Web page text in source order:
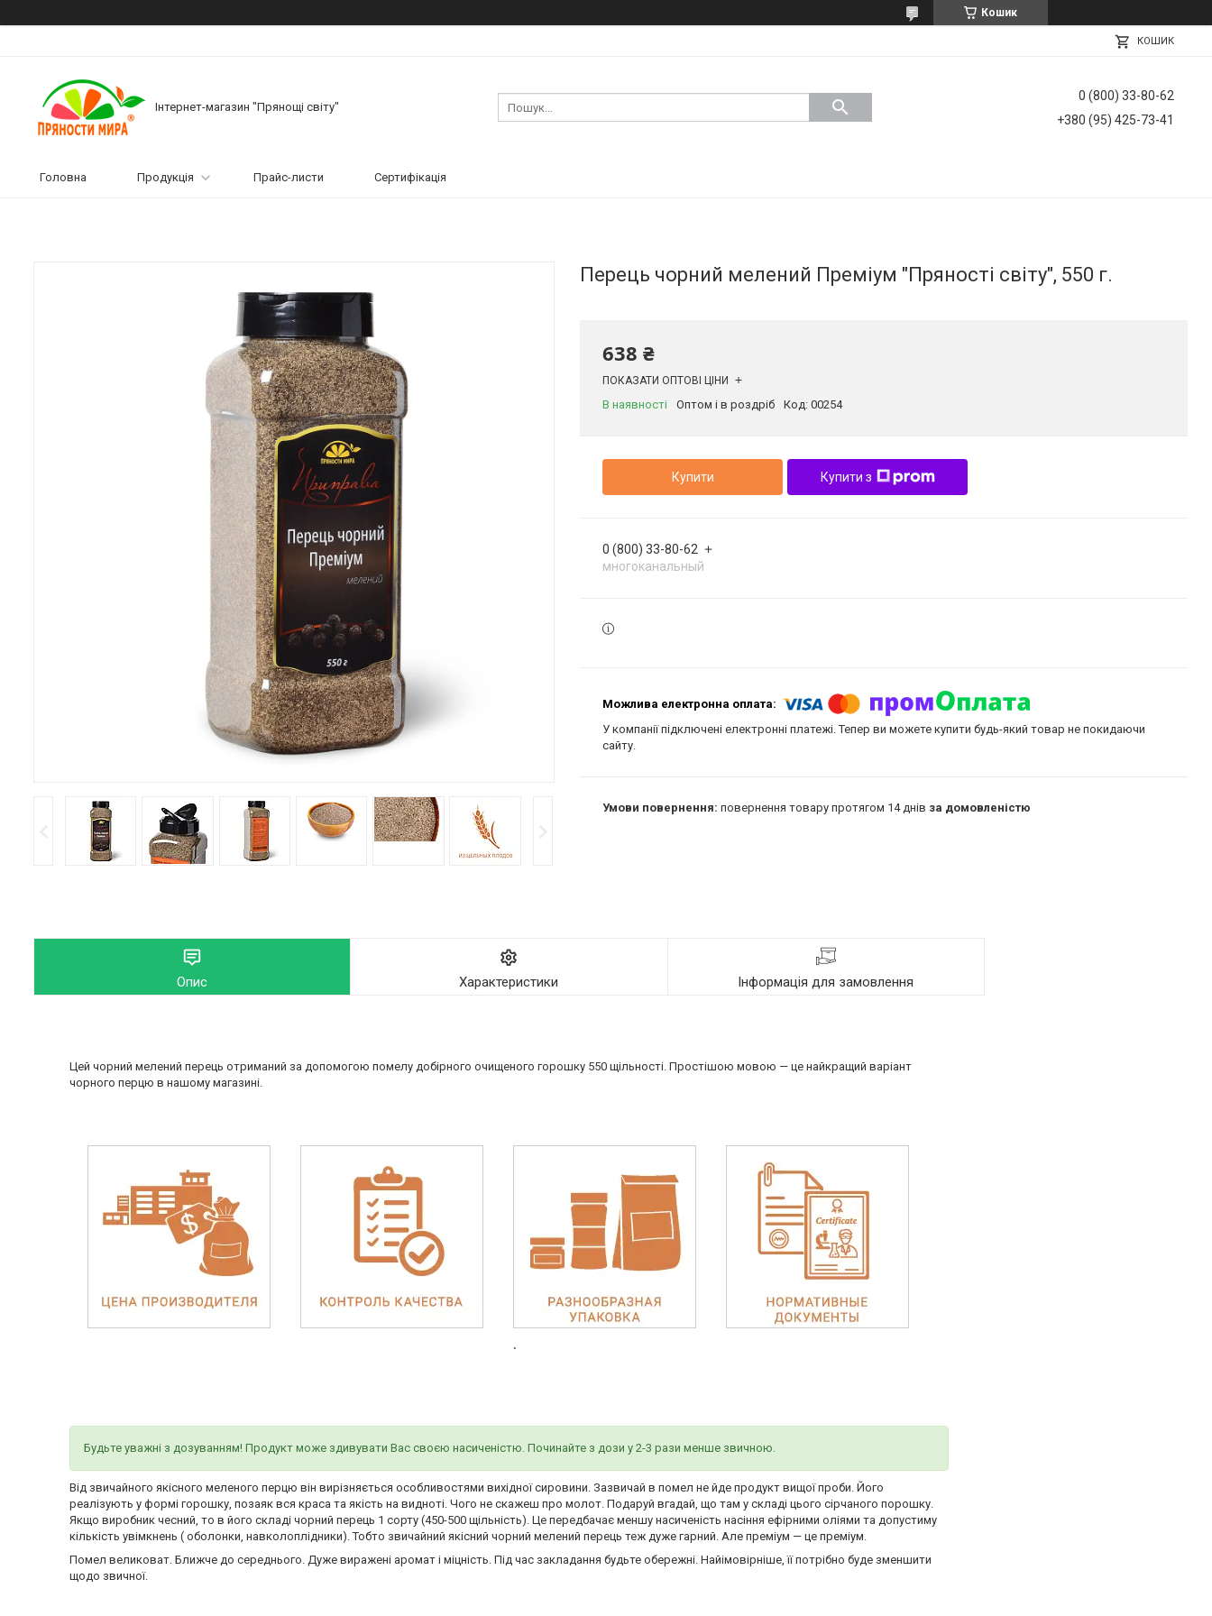
Кошик
КОШИК
Інтернет-магазин "Прянощі світу"
0 (800) 33-80-62
+380 (95) 425-73-41
Головна Продукція Прайс-листи Сертифікація
Перець чорний мелений Преміум "Пряності світу", 550 г.
638 ₴
ПОКАЗАТИ ОПТОВІ ЦІНИ
В наявності Оптом і в роздріб Код: 00254
Купити Купити з
0 (800) 33-80-62
многоканальный
У компанії підключені електронні платежі. Тепер ви можете купити будь-який товар не покидаючи
сайту.
повернення товару протягом 14 днів за домовленістю
Опис Характеристики Інформація для замовлення
Цей чорний мелений перець отриманий за допомогою помелу добірного очищеного горошку 550 щільності. Простішою мовою — це найкращий варіант
чорного перцю в нашому магазині.
.
Будьте уважні з дозуванням! Продукт може здивувати Вас своєю насиченістю. Починайте з дози у 2-3 рази менше звичною.
Від звичайного якісного меленого перцю він вирізняється особливостями вихідної сировини. Зазвичай в помел не йде продукт вищої проби. Його
реалізують у формі горошку, позаяк вся краса та якість на видноті. Чого не скажеш про молот. Подаруй вгадай, що там у складі цього сірчаного порошку.
Якщо виробник чесний, то в його складі чорний перець 1 сорту (450-500 щільність). Це передбачає меншу насиченість насіння ефірними оліями та допустиму
кількість увімкнень ( оболонки, навколоплідники). Тобто звичайний якісний чорний мелений перець теж дуже гарний. Але преміум — це преміум.
Помел великоват. Ближче до середнього. Дуже виражені аромат і міцність. Під час закладання будьте обережні. Найімовірніше, її потрібно буде зменшити
щодо звичної.